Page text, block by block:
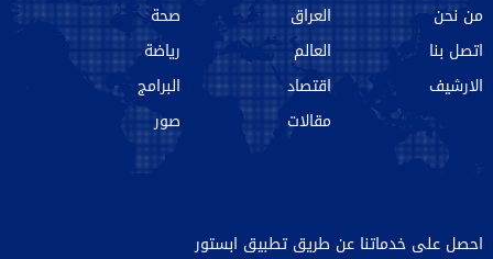
من نحن‌
اتصل بنا
الارشیف
العراق
العالم
اقتصاد
مقالات
صحة
رياضة
البرامج
صور
احصل على خدماتنا عن طريق تطبيق ابستور